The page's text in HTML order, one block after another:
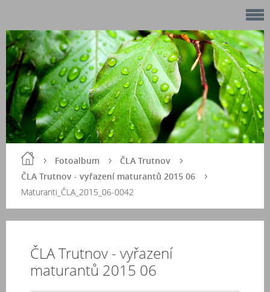
Fotoalbum
ČLA Trutnov
ČLA Trutnov - vyřazení maturantů 2015 06
Maturanti_ČLA_2015_06-0042
ČLA Trutnov - vyřazení
maturantů 2015 06